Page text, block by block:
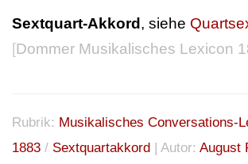
Sextquart-Akkord, siehe
[Dommer Musikalisches Lexicon
Rubrik: Musikalisches Conversations-
1883 / Sextquartakkord | Autor: August